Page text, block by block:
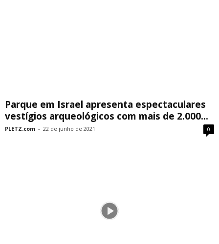
Parque em Israel apresenta espectaculares
vestígios arqueológicos com mais de 2.000...
PLETZ.com - 22 de junho de 2021 0